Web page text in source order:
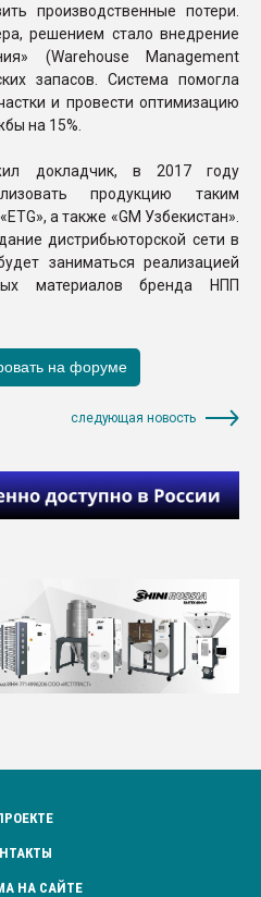
производственные потери.
решением стало внедрение
(Warehouse Management
запасов. Система помогла
и провести оптимизацию
на 15%.
докладчик, в 2017 году
продукцию таким
а также «GM Узбекистан».
дистрибьюторской сети в
заниматься реализацией
материалов бренда НПП
следующая новость
НА САЙТЕ